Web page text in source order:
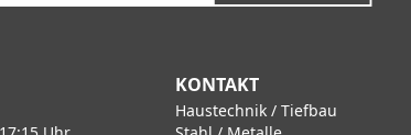
KONTAKT
Haustechnik / Tiefbau